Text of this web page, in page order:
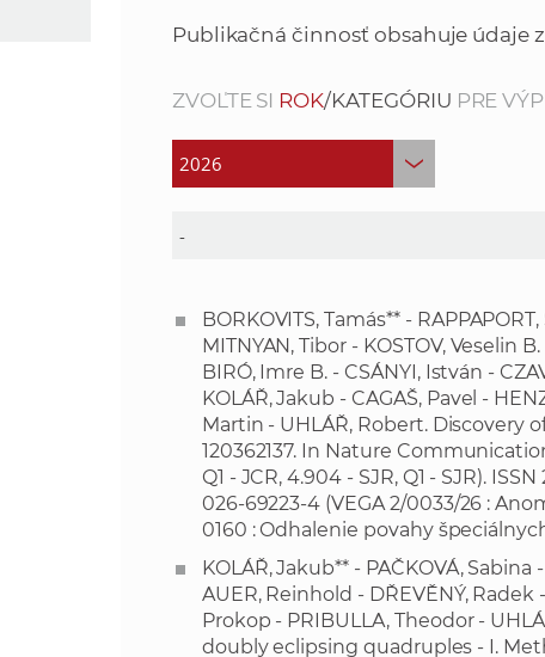
Publikačná činnosť obsahuje údaje
ZVOĽTE SI ROK/KATEGÓRIU PRE
BORKOVITS, Tamás** -
MITNYAN, Tibor - KOSTOV, Veselin
BIRÓ, Imre B. - CSÁNYI, István -
KOLÁŘ, Jakub - CAGAŠ, Pavel -
Martin - UHLÁŘ, Robert. Discovery
120362137. In Nature
Q1 - JCR, 4.904 - SJR, Q1 - SJR).
026-69223-4 (VEGA 2/0033/26 :
0160 : Odhalenie povahy
KOLÁŘ, Jakub** - PAČKOVÁ,
AUER, Reinhold - DŘEVĚNÝ, Radek
Prokop - PRIBULLA, Theodor -
doubly eclipsing quadruples - I.